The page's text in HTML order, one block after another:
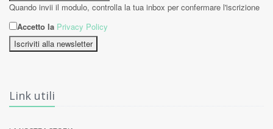
Quando invii il modulo, controlla la tua inbox per confermare l'iscrizione
Accetto la Privacy Policy
Iscriviti alla newsletter
Link utili